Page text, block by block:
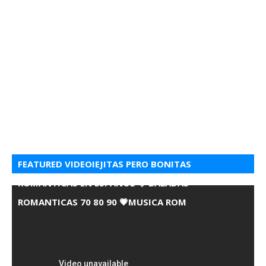
FEATURED VIDEOIEJITAS PERO BONITAS
ROMANTICAS EN ESPANOL 💘 BALADAS
ROMANTICAS 70 80 90 💗MUSICA ROM